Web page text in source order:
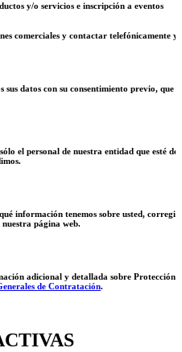
y/o servicios e inscripción a eventos
comerciales y contactar telefónicamente y
sus datos con su consentimiento previo,
el personal de nuestra entidad que esté
información tenemos sobre usted,
página web.
adicional y detallada sobre Protección
de Contratación.